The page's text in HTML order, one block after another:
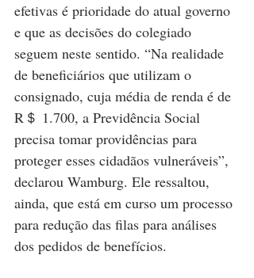
efetivas é prioridade do atual governo
e que as decisões do colegiado
seguem neste sentido. “Na realidade
de beneficiários que utilizam o
consignado, cuja média de renda é de
R＄ 1.700, a Previdência Social
precisa tomar providências para
proteger esses cidadãos vulneráveis”,
declarou Wamburg. Ele ressaltou,
ainda, que está em curso um processo
para redução das filas para análises
dos pedidos de benefícios.